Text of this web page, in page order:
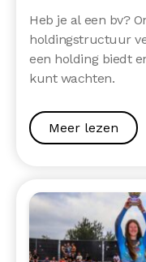
Heb je al een bv?
holdingstructuur
een holding biedt
kunt wachten.
Meer lezen